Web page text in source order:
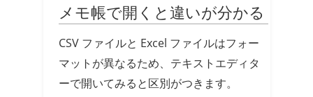
メモ帳で開くと違いが分かる
CSV ファイルと Excel ファイルはフォー
マットが異なるため、テキストエディタ
ーで開いてみると区別がつきます。